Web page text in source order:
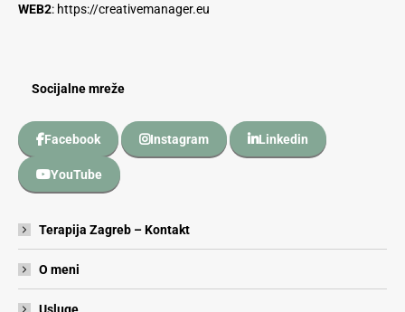
WEB2: https://creativemanager.eu
Socijalne mreže
Facebook Instagram Linkedin
YouTube
Terapija Zagreb – Kontakt
O meni
Usluge